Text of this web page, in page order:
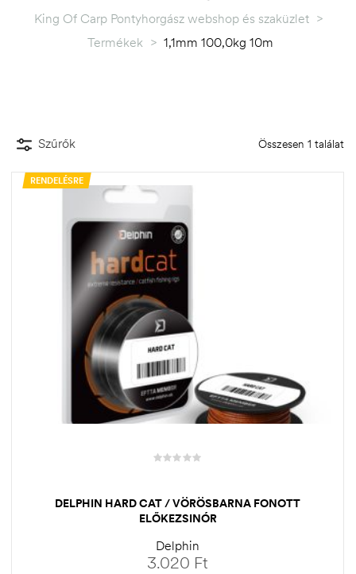
King Of Carp Pontyhorgász webshop és szaküzlet >
Termékek > 1,1mm 100,0kg 10m
Szűrők Összesen 1 találat
RENDELÉSRE
DELPHIN HARD CAT / VÖRÖSBARNA FONOTT
ELŐKEZSINÓR
Delphin
3.020 Ft